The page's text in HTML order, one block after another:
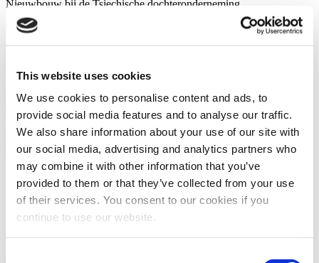
This website uses cookies
We use cookies to personalise content and ads, to
provide social media features and to analyse our traffic.
We also share information about your use of our site with
our social media, advertising and analytics partners who
may combine it with other information that you’ve
provided to them or that they’ve collected from your use
of their services. You consent to our cookies if you
continue to use our website.
Nieuwbouw bij de Tsjechische dochteronderneming
06.09.2019-06.09.2019
Antistatisch of niet antistatisch? Voor Murtfeldt geen vraag.